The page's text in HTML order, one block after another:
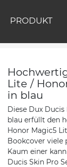
PRODUKT
Lite /
in blau
Diese Dux Ducis
blau erfüllt den
Honor Magic5
Bookcover viele
Kaum einer
Ducis Skin Pro